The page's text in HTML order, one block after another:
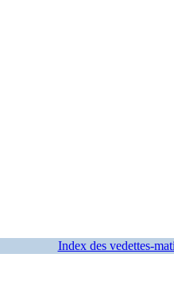
Index des vedettes-